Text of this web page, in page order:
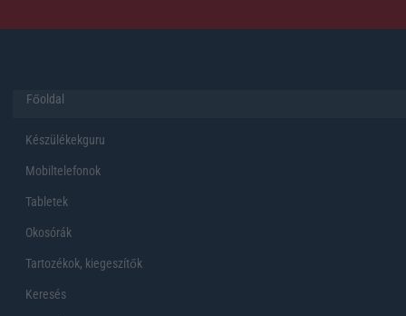
Főoldal
Készülékekguru
Mobiltelefonok
Tabletek
Okosórák
Tartozékok, kiegeszítők
Keresés